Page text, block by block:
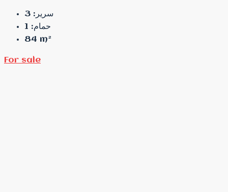
سرير: 3
حمام: 1
84 m²
For sale